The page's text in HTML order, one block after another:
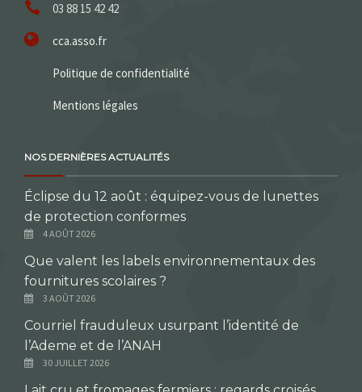
03 88 15 42 42
cca.asso.fr
Politique de confidentialité
Mentions légales
NOS DERNIÈRES ACTUALITÉS
Éclipse du 12 août : équipez-vous de lunettes
de protection conformes
4 AOÛT 2026
Que valent les labels environnementaux des
fournitures scolaires ?
3 AOÛT 2026
Courriel frauduleux usurpant l’identité de
l’Ademe et de l’ANAH
30 JUILLET 2026